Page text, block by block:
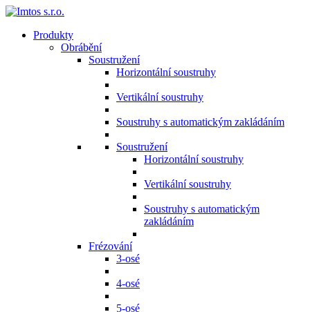
Produkty
Obrábění
Soustružení
Horizontální soustruhy
Vertikální soustruhy
Soustruhy s automatickým zakládáním
Soustružení
Horizontální soustruhy
Vertikální soustruhy
Soustruhy s automatickým
zakládáním
Frézování
3-osé
4-osé
5-osé